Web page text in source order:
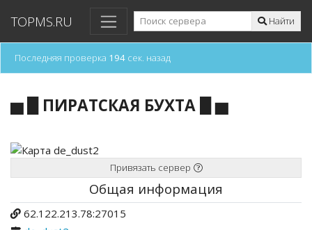
TOPMS.RU Найти
Последняя проверка 194 сек. назад
▅ █ ПИРАТСКАЯ БУХТА █ ▅
Привязать сервер
Общая информация
62.122.213.78:27015